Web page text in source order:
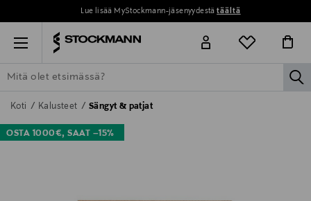
Lue lisää MyStockmann-jäsenyydestätäältä
Menu
ETSI KAIKKI NAISET MIEHET
Koti Kalusteet Sängyt & patjat
OSTA 1000€, SAAT –15%